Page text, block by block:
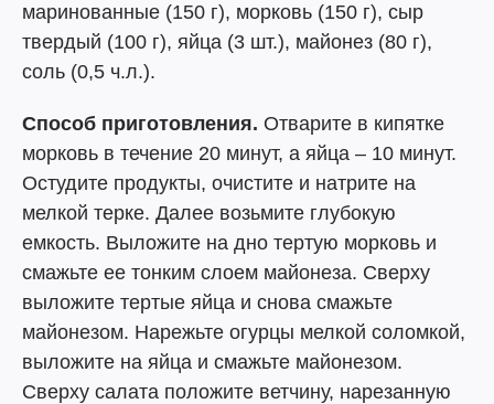
маринованные (150 г), морковь (150 г), сыр
твердый (100 г), яйца (3 шт.), майонез (80 г),
соль (0,5 ч.л.).
Способ приготовления. Отварите в кипятке
морковь в течение 20 минут, а яйца – 10 минут.
Остудите продукты, очистите и натрите на
мелкой терке. Далее возьмите глубокую
емкость. Выложите на дно тертую морковь и
смажьте ее тонким слоем майонеза. Сверху
выложите тертые яйца и снова смажьте
майонезом. Нарежьте огурцы мелкой соломкой,
выложите на яйца и смажьте майонезом.
Сверху салата положите ветчину, нарезанную